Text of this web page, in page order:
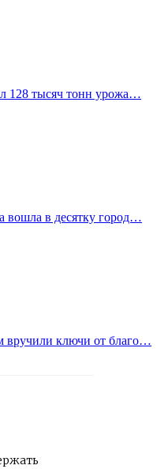
128 тысяч тонн урожа…
вошла в десятку город…
вручили ключи от благо…